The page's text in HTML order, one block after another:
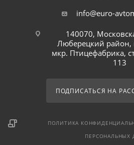
info@euro-
140070,
Люберецкий район,
мкр. Птицефабрика,
113
ПОДПИСАТЬСЯ НА
ПОЛИТИКА
ПЕРСОНАЛЬНЫХ